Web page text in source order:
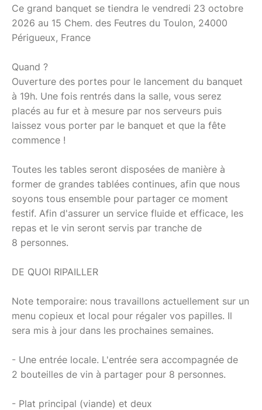
Ce grand banquet se tiendra le vendredi 23 octobre
2026 au 15 Chem. des Feutres du Toulon, 24000
Périgueux, France
Quand ?
Ouverture des portes pour le lancement du banquet
à 19h. Une fois rentrés dans la salle, vous serez
placés au fur et à mesure par nos serveurs puis
laissez vous porter par le banquet et que la fête
commence !
Toutes les tables seront disposées de manière à
former de grandes tablées continues, afin que nous
soyons tous ensemble pour partager ce moment
festif. Afin d'assurer un service fluide et efficace, les
repas et le vin seront servis par tranche de
8 personnes.
DE QUOI RIPAILLER
Note temporaire: nous travaillons actuellement sur un
menu copieux et local pour régaler vos papilles. Il
sera mis à jour dans les prochaines semaines.
- Une entrée locale. L'entrée sera accompagnée de
2 bouteilles de vin à partager pour 8 personnes.
- Plat principal (viande) et deux